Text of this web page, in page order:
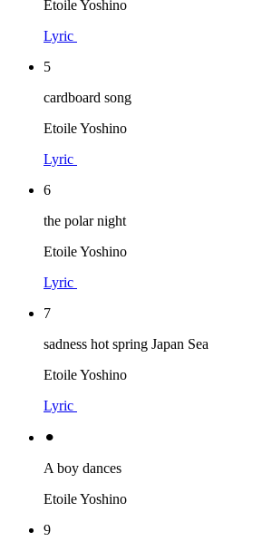
Etoile Yoshino
Lyric
5
cardboard song
Etoile Yoshino
Lyric
6
the polar night
Etoile Yoshino
Lyric
7
sadness hot spring Japan Sea
Etoile Yoshino
Lyric
⚫︎
A boy dances
Etoile Yoshino
9